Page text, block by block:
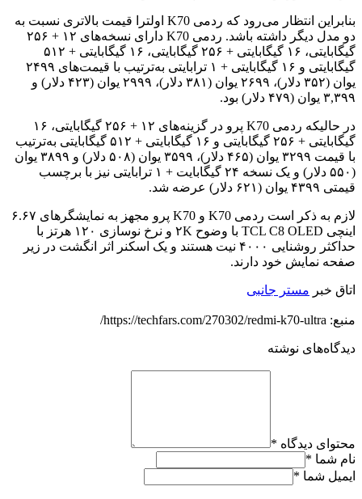
بنابراین انتظار می‌رود که ردمی K70 اولترا قیمت بالاتری نسبت به
دو مدل دیگر داشته باشد. ردمی K70 دارای نسخه‌های ۱۲ + ۲۵۶
گیگابایتی، ۱۶ گیگابایتی + ۲۵۶ گیگابایتی، ۱۶ گیگابایتی + ۵۱۲
گیگابایتی و ۱۶ گیگابایتی + ۱ ترابایتی به‌ترتیب با قیمت‌های ۲۴۹۹
یوان (۳۵۲ دلار)، ۲۶۹۹ یوان (۳۸۱ دلار)، ۲۹۹۹ یوان (۴۲۳ دلار) و
۳,۳۹۹ یوان (۴۷۹ دلار) بود.
در حالیکه ردمی K70 پرو در گزینه‌های ۱۲ + ۲۵۶ گیگابایتی، ۱۶
گیگابایتی + ۲۵۶ گیگابایتی و ۱۶ گیگابایتی + ۵۱۲ گیگابایتی به‌ترتیب
با قیمت ۳۲۹۹ یوان (۴۶۵ دلار)، ۳۵۹۹ یوان (۵۰۸ دلار) و ۳۸۹۹ یوان
(۵۵۰ دلار) و یک نسخه ۲۴ گیگابایت + ۱ ترابایتی نیز با برچسب
قیمتی ۴۳۹۹ یوان (۶۲۱ دلار) عرضه شد.
لازم به ذکر است ردمی K70 و K70 پرو مجهز به نمایشگرهای ۶.۶۷
اینچی TCL C8 OLED با وضوح ۲K و نرخ نوسازی ۱۲۰ هرتز با
حداکثر روشنایی ۴۰۰۰ نیت هستند و یک اسکنر اثر انگشت در زیر
صفحه نمایش خود دارند.
اتاق خبر مستر جانبی
منبع: https://techfars.com/270302/redmi-k70-ultra/
دیدگاه‌های نوشته
محتوای دیدگاه *
نام شما *
ایمیل شما *